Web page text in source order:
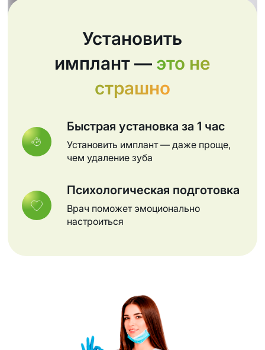
Установить
имплант — это не
страшно
Быстрая установка за 1 час
Установить имплант — даже проще,
чем удаление зуба
Психологическая подготовка
Врач поможет эмоционально
настроиться